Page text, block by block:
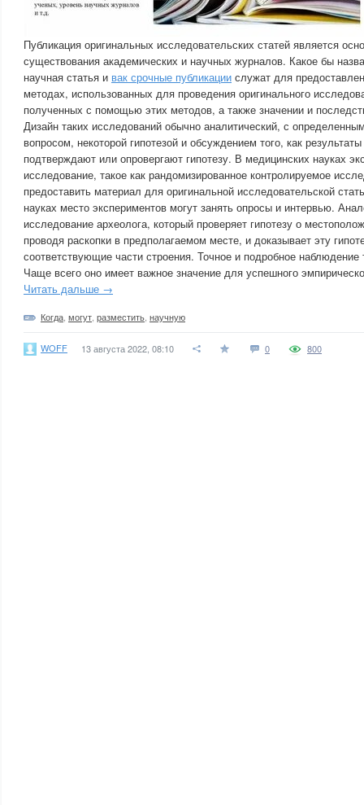
Публикация оригинальных исследовательских статей является
существования академических и научных журналов. Какое бы
научная статья и вак срочные публикации служат для
методах, использованных для проведения оригинального
полученных с помощью этих методов, а также значении и
Дизайн таких исследований обычно аналитический, с
вопросом, некоторой гипотезой и обсуждением того, как
подтверждают или опровергают гипотезу. В медицинских науках
исследование, такое как рандомизированное контролируемое
предоставить материал для оригинальной исследовательской
науках место экспериментов могут занять опросы и интервью.
исследование археолога, который проверяет гипотезу о
проводя раскопки в предполагаемом месте, и доказывает эту
соответствующие части строения. Точное и подробное наблюдение
Чаще всего оно имеет важное значение для успешного
Читать дальше →
Когда могут разместить научную
WOFF 13 августа 2022, 08:10 0 800